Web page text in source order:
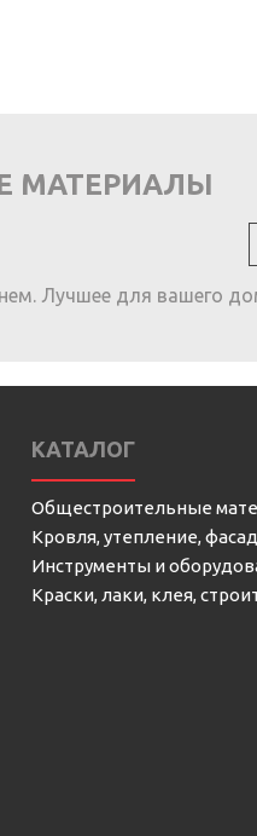
МАТЕРИАЛЫ
Лучшее для вашего
КАТАЛОГ
Общестроительные
Кровля, утепление, фасад
Инструменты и
Краски, лаки, клея,